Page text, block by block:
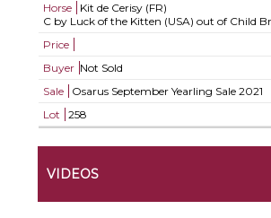
Horse
Kit de Cerisy (FR)
C by Luck of the Kitten (USA) out of Child
Price
Buyer Not Sold
Sale
Osarus September Yearling Sale 2021
Lot
258
VIDEOS